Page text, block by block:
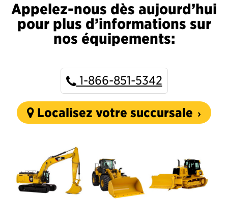
Appelez-nous dès aujourd’hui
pour plus d’informations sur
nos équipements:
1-866-851-5342
Localisez votre succursale